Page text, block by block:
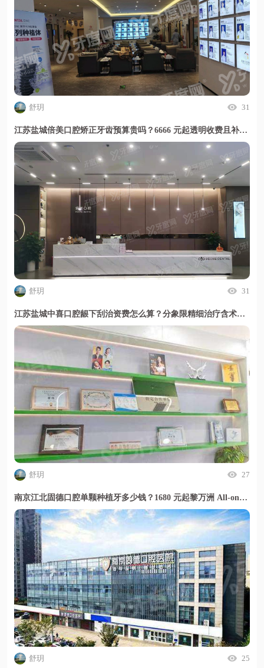
舒玥 31
江苏盐城倍美口腔矫正牙齿预算贵吗？6666 元起透明收费且补牙百元搞定
舒玥 31
江苏盐城中喜口腔龈下刮治资费怎么算？分象限精细治疗含术后管理且贴面总价透明
舒玥 27
南京江北固德口腔单颗种植牙多少钱？1680 元起黎万洲 All-on-4 技术半口种植靠谱
舒玥 25